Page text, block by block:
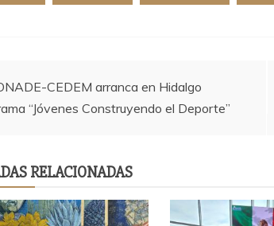
CEDEM arranca en Hidalgo
“Jóvenes Construyendo el Deporte”
RELACIONADAS